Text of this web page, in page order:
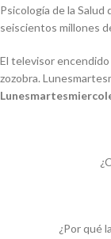
Psicología de la Salud
seiscientos millones
El televisor encendido
zozobra.
¿Por qué